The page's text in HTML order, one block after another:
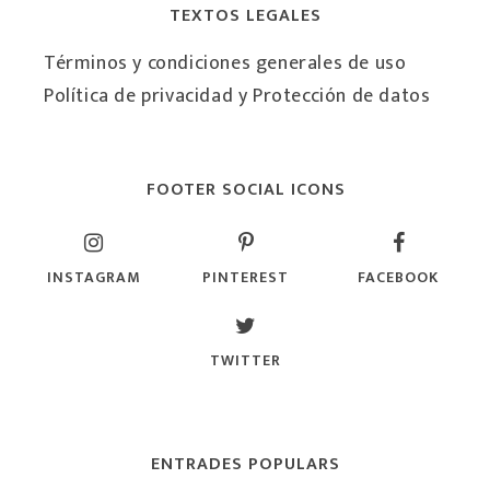
TEXTOS LEGALES
Términos y condiciones generales de uso
Política de privacidad y Protección de datos
FOOTER SOCIAL ICONS
INSTAGRAM PINTEREST FACEBOOK
TWITTER
ENTRADES POPULARS